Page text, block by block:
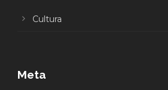
Cultura
Meta